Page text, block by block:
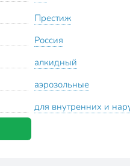
Престиж
Россия
алкидный
аэрозольные
для внутренних и